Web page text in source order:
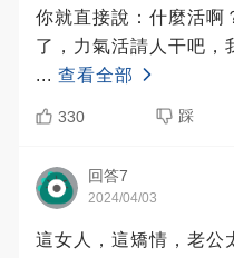
你就直接說：什麼活啊
了，力氣活請人干吧，
... 查看全部
330 踩
回答7
2024/04/03
這女人，這矯情，老公